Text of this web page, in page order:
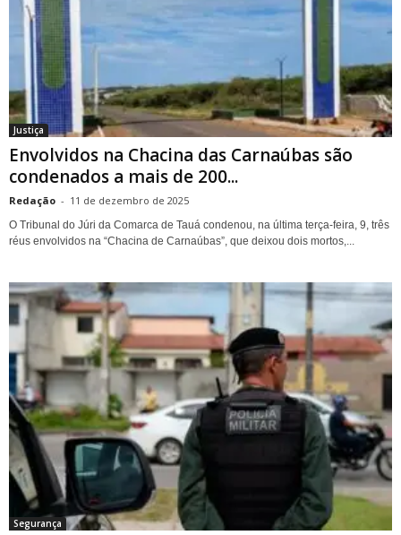
Justiça
Envolvidos na Chacina das Carnaúbas são
condenados a mais de 200...
Redação - 11 de dezembro de 2025
O Tribunal do Júri da Comarca de Tauá condenou, na última terça-feira, 9, três
réus envolvidos na “Chacina de Carnaúbas”, que deixou dois mortos,...
Segurança